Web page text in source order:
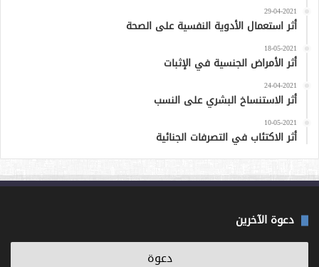
29-04-2021
أثر استعمال الأدوية النفسية على الصحة
18-05-2021
أثر الأمراض الجنسية في الإثبات
24-04-2021
أثر الاستنساخ البشري على النسب
10-05-2021
أثر الاكتئاب في التصرفات الجنائية
دعوة الآخرين